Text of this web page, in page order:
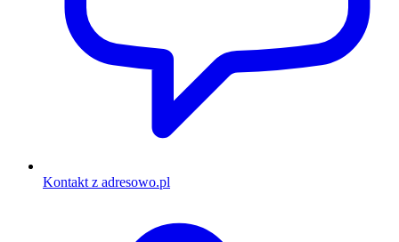
Kontakt z adresowo.pl